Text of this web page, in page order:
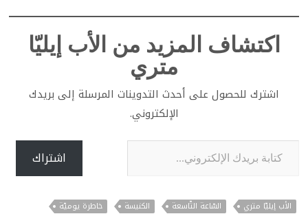
اكتشاف المزيد من الأب إيليّا
متري
اشترك للحصول على أحدث التدوينات المرسلة إلى بريدك
الإلكتروني.
كتابة بريدك الإلكتروني...
اشتراك
الأب إيليّا متري السّاعة التّاسعة الكنيسة
خاطرة يوميّة